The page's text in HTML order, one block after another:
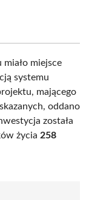
miejsce
systemu
mającego
oddano
została
życia 258